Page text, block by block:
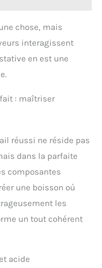
chose, mais
interagissent
en est une
: maîtriser
réussi ne réside pas
dans la parfaite
composantes
une boisson où
les
un tout cohérent
acide